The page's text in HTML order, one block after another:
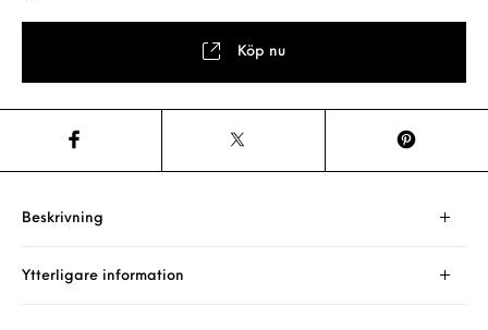
Köp nu
Beskrivning
Ytterligare information